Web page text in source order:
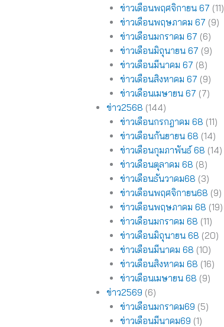
ข่าวเดือนพฤศจิกายน 67 (11)
ข่าวเดือนพฤษภาคม 67 (9)
ข่าวเดือนมกราคม 67 (6)
ข่าวเดือนมิถุนายน 67 (9)
ข่าวเดือนมีนาคม 67 (8)
ข่าวเดือนสิงหาคม 67 (9)
ข่าวเดือนเมษายน 67 (7)
ข่าว2568 (144)
ข่าวเดือนกรกฎาคม 68 (11)
ข่าวเดือนกันยายน 68 (14)
ข่าวเดือนกุมภาพันธ์ 68 (14)
ข่าวเดือนตุลาคม 68 (8)
ข่าวเดือนธันวาคม68 (3)
ข่าวเดือนพฤศจิกายน68 (9)
ข่าวเดือนพฤษภาคม 68 (19)
ข่าวเดือนมกราคม 68 (11)
ข่าวเดือนมิถุนายน 68 (20)
ข่าวเดือนมีนาคม 68 (10)
ข่าวเดือนสิงหาคม 68 (16)
ข่าวเดือนเมษายน 68 (9)
ข่าว2569 (6)
ข่าวเดือนมกราคม69 (5)
ข่าวเดือนมีนาคม69 (1)